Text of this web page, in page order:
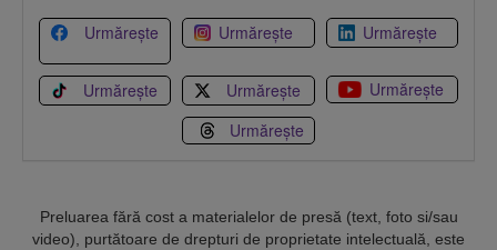
Urmărește Urmărește Urmărește
Urmărește Urmărește
Urmărește
Urmărește
Preluarea fără cost a materialelor de presă (text, foto si/sau
video), purtătoare de drepturi de proprietate intelectuală, este